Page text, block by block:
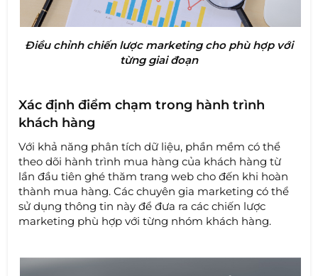
Điều chỉnh chiến lược marketing cho phù hợp với
từng giai đoạn
Xác định điểm chạm trong hành trình
khách hàng
Với khả năng phân tích dữ liệu, phần mềm có thể
theo dõi hành trình mua hàng của khách hàng từ
lần đầu tiên ghé thăm trang web cho đến khi hoàn
thành mua hàng. Các chuyên gia marketing có thể
sử dụng thông tin này để đưa ra các chiến lược
marketing phù hợp với từng nhóm khách hàng.